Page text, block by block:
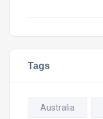
Tags
Australia